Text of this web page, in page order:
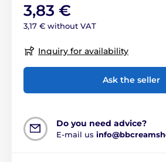
3,83 €
3,17 € without VAT
Inquiry for availability
Ask the seller
Do you need advice?
E-mail us